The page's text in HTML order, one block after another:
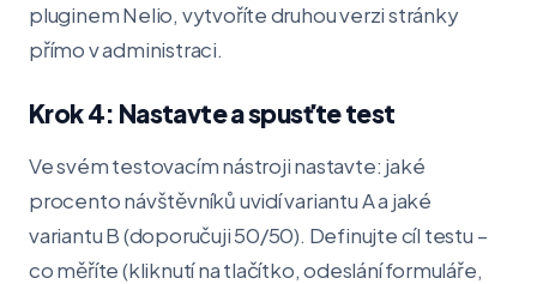
pluginem Nelio, vytvoříte druhou verzi stránky
přímo v administraci.
Krok 4: Nastavte a spusťte test
Ve svém testovacím nástroji nastavte: jaké
procento návštěvníků uvidí variantu A a jaké
variantu B (doporučuji 50/50). Definujte cíl testu –
co měříte (kliknutí na tlačítko, odeslání formuláře,